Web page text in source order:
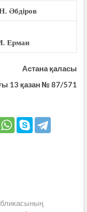
Әбдіров
Ерман
Астана қаласы
13 қазан№ 87/571